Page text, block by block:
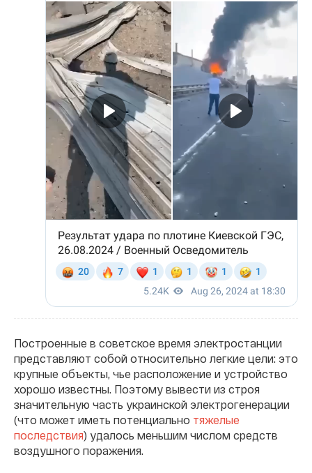
Построенные в советское время электростанции
представляют собой относительно легкие цели: это
крупные объекты, чье расположение и устройство
хорошо известны. Поэтому вывести из строя
значительную часть украинской электрогенерации
(что может иметь потенциально тяжелые
последствия) удалось меньшим числом средств
воздушного поражения.